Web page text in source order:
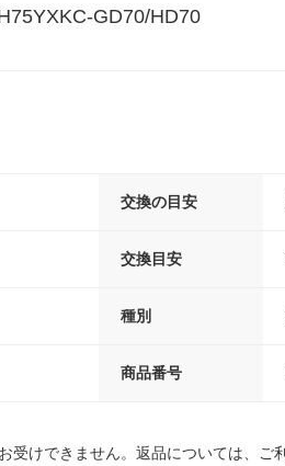
GD70/HD70
交換の目安
交換目安
種別
商品番号
受けできません。返品については、